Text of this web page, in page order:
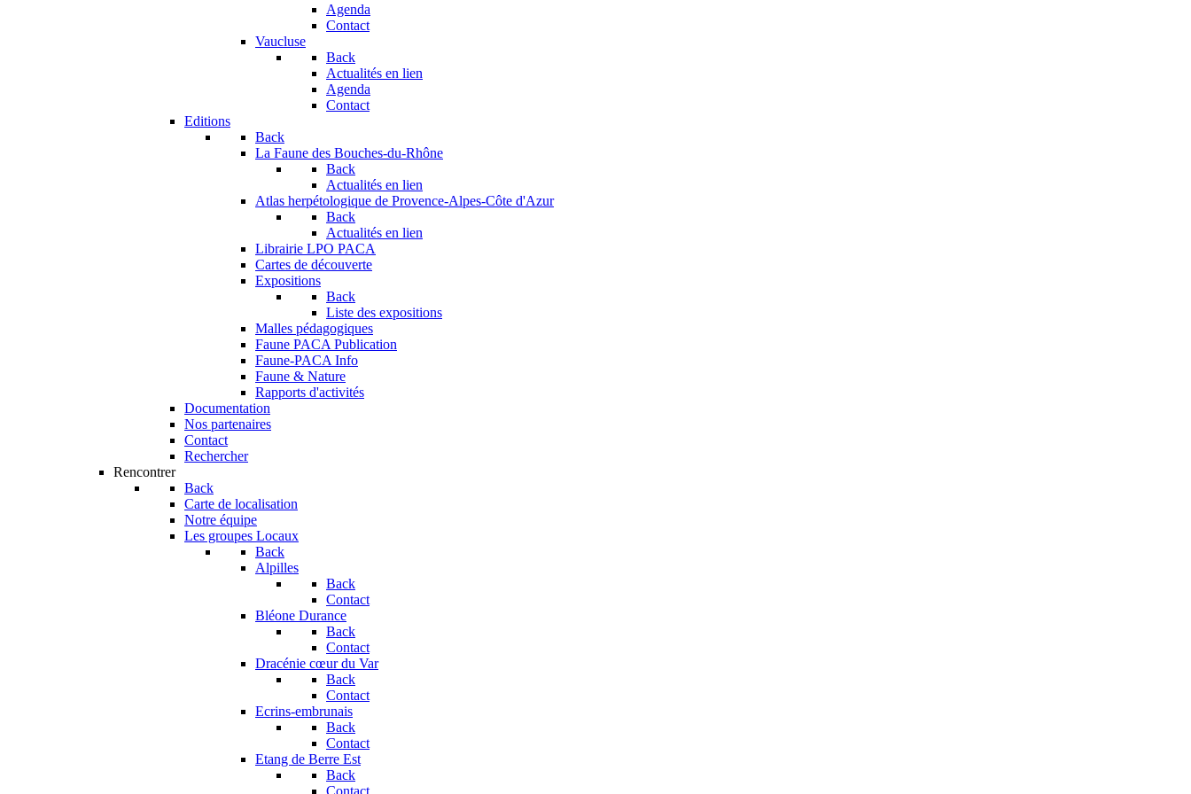
Agenda
Contact
Vaucluse
Back
Actualités en lien
Agenda
Contact
Editions
Back
La Faune des Bouches-du-Rhône
Back
Actualités en lien
Atlas herpétologique de Provence-Alpes-Côte d'Azur
Back
Actualités en lien
Librairie LPO PACA
Cartes de découverte
Expositions
Back
Liste des expositions
Malles pédagogiques
Faune PACA Publication
Faune-PACA Info
Faune & Nature
Rapports d'activités
Documentation
Nos partenaires
Contact
Rechercher
Rencontrer
Back
Carte de localisation
Notre équipe
Les groupes Locaux
Back
Alpilles
Back
Contact
Bléone Durance
Back
Contact
Dracénie cœur du Var
Back
Contact
Ecrins-embrunais
Back
Contact
Etang de Berre Est
Back
Contact